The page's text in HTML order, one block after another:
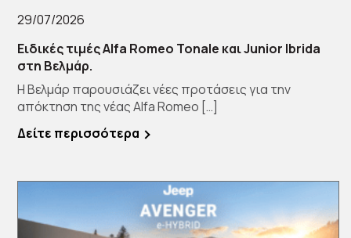
29/07/2026
Ειδικές τιμές Alfa Romeo Tonale και Junior Ibrida
στη Βελμάρ.
Η Βελμάρ παρουσιάζει νέες προτάσεις για την
απόκτηση της νέας Alfa Romeo […]
Δείτε περισσότερα